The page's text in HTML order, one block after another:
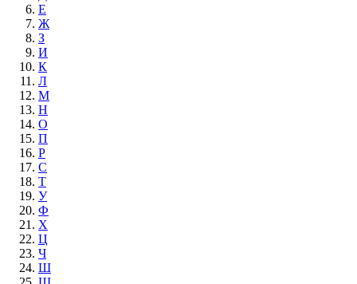
Е
Ж
З
И
К
Л
М
Н
О
П
Р
С
Т
У
Ф
Х
Ц
Ч
Ш